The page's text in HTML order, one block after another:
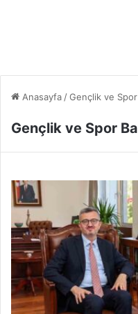
Anasayfa /Gençlik ve Spor
Gençlik ve Spor